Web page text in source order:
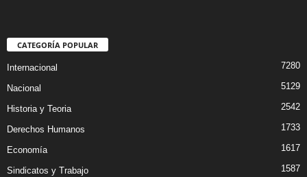
CATEGORÍA POPULAR
Internacional 7280
Nacional 5129
Historia y Teoria 2542
Derechos Humanos 1733
Economía 1617
Sindicatos y Trabajo 1587